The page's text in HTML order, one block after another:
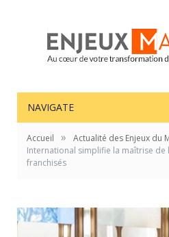
NAVIGATE
Accueil » Actualité des Enjeux du
International simplifie la maîtrise de
franchisés